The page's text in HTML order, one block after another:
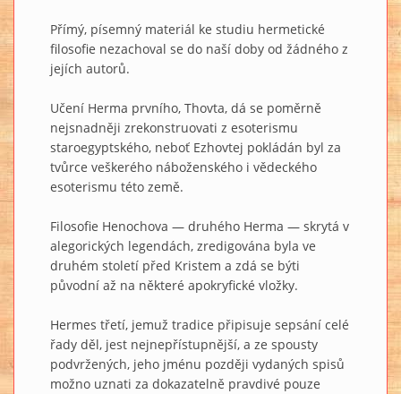
Přímý, písemný materiál ke studiu hermetické
filosofie nezachoval se do naší doby od žádného z
jejích autorů.
Učení Herma prvního, Thovta, dá se poměrně
nejsnadněji zrekonstruovati z esoterismu
staroegyptského, neboť Ezhovtej pokládán byl za
tvůrce veškerého náboženského i vědeckého
esoterismu této země.
Filosofie Henochova — druhého Herma — skrytá v
alegorických legendách, zredigována byla ve
druhém století před Kristem a zdá se býti
původní až na některé apokryfické vložky.
Hermes třetí, jemuž tradice připisuje sepsání celé
řady děl, jest nejnepřístupnější, a ze spousty
podvržených, jeho jménu později vydaných spisů
možno uznati za dokazatelně pravdivé pouze